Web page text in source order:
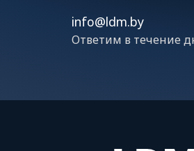
info@ldm.by
Ответим в течение